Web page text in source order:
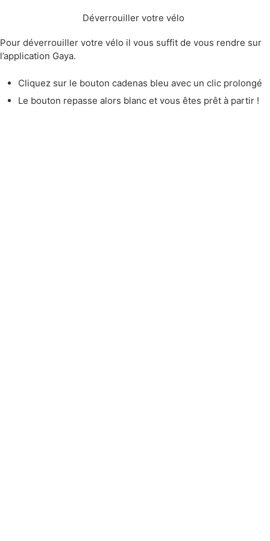
Déverrouiller votre vélo
Pour déverrouiller votre vélo il vous suffit de vous rendre sur
l’application Gaya.
Cliquez sur le bouton cadenas bleu avec un clic prolongé
Le bouton repasse alors blanc et vous êtes prêt à partir !